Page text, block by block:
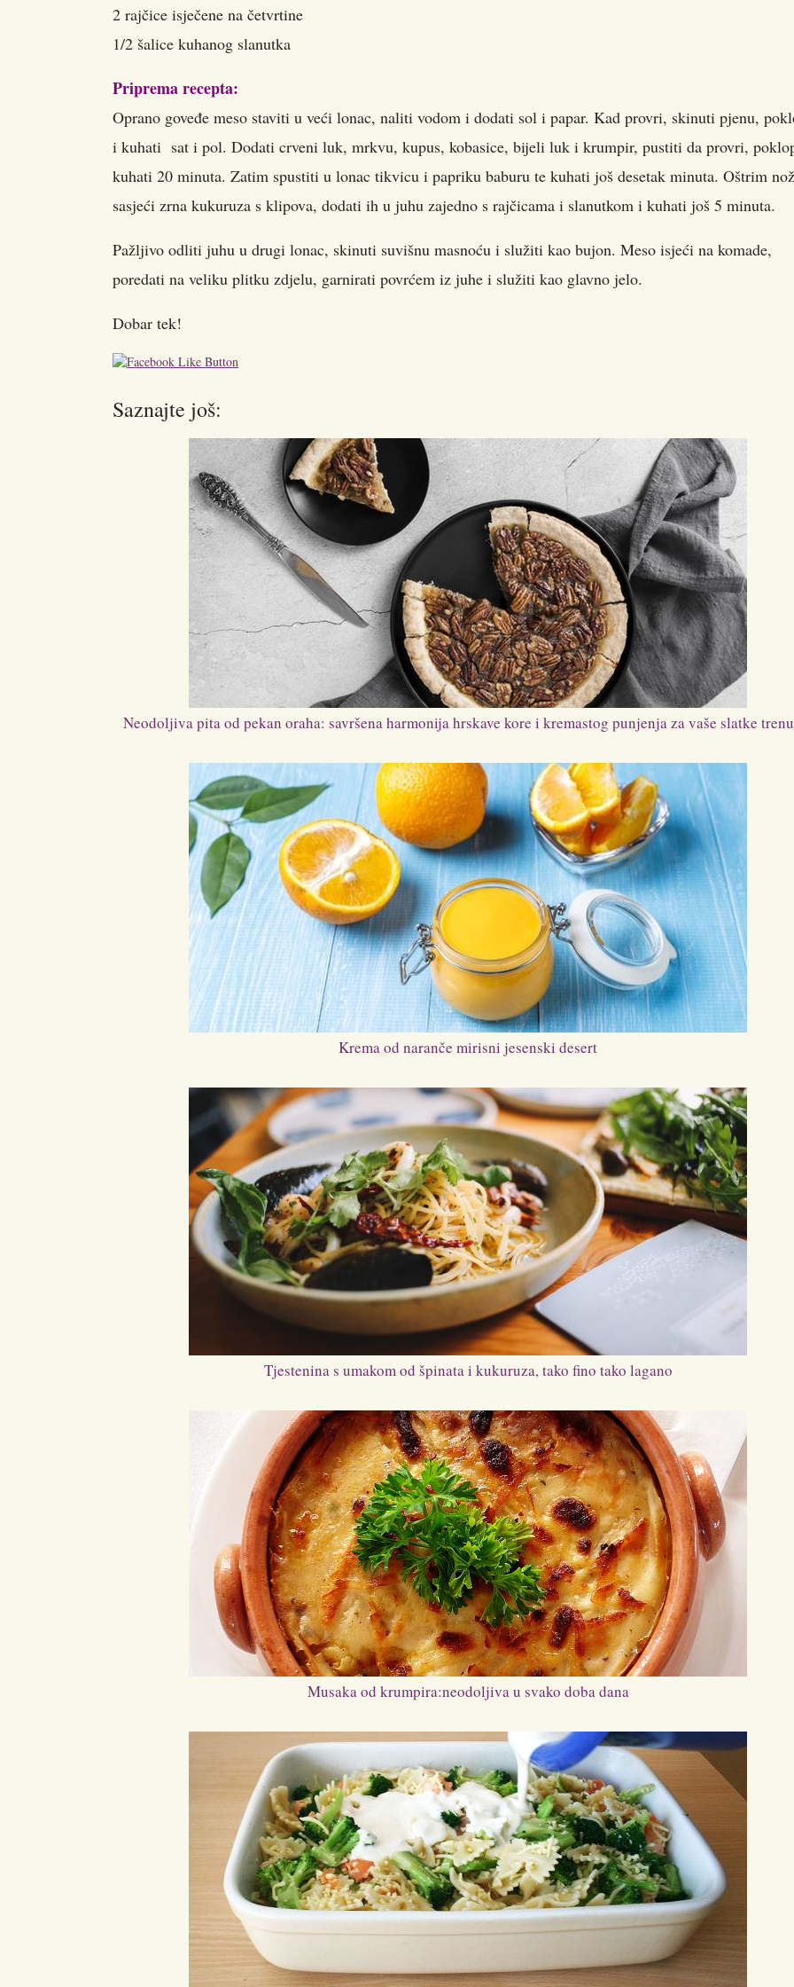
2 rajčice isječene na četvrtine
1/2 šalice kuhanog slanutka
Priprema recepta:
Oprano goveđe meso staviti u veći lonac, naliti vodom i dodati sol i papar. Kad provri, skinuti pjenu,
i kuhati sat i pol. Dodati crveni luk, mrkvu, kupus, kobasice, bijeli luk i krumpir, pustiti da provri,
kuhati 20 minuta. Zatim spustiti u lonac tikvicu i papriku baburu te kuhati još desetak minuta. Oštrim
sasjeći zrna kukuruza s klipova, dodati ih u juhu zajedno s rajčicama i slanutkom i kuhati još 5 minuta.
Pažljivo odliti juhu u drugi lonac, skinuti suvišnu masnoću i služiti kao bujon. Meso isjeći na komade,
poredati na veliku plitku zdjelu, garnirati povrćem iz juhe i služiti kao glavno jelo.
Dobar tek!
Saznajte još:
Neodoljiva pita od pekan oraha: savršena harmonija hrskave kore i kremastog punjenja za vaše slatke
Krema od naranče mirisni jesenski desert
Tjestenina s umakom od špinata i kukuruza, tako fino tako lagano
Musaka od krumpira:neodoljiva u svako doba dana